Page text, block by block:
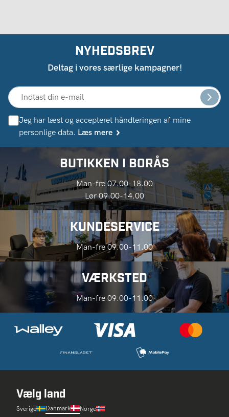
NYHEDSBREV
Deltag i vores særlige kampagner!
Jeg har læst og accepteret håndteringen af ​​mine
personlige data. Læs mere
BUTIKKEN I BORÅS
Man-fre 07.00-18.00
Lør 09.00-14.00
KUNDESERVICE
Man-fre 09.00-11.00
VÆRKSTED
Man-fre 09.00-11.00
Vælg land
Sverige Danmark Norge